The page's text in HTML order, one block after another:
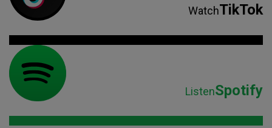
WatchTikTok
ListenSpotify